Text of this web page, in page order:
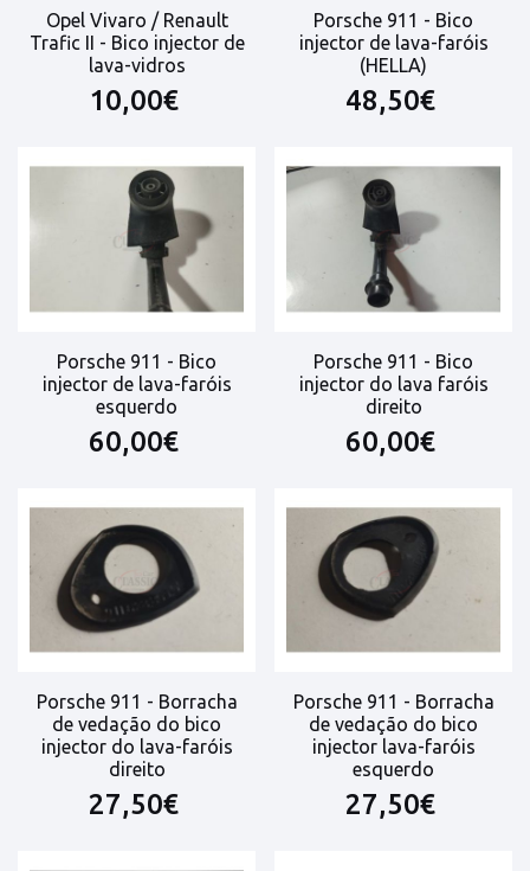
Opel Vivaro / Renault
Trafic II - Bico injector de
lava-vidros
10,00€
Porsche 911 - Bico
injector de lava-faróis
(HELLA)
48,50€
Porsche 911 - Bico
injector de lava-faróis
esquerdo
60,00€
Porsche 911 - Bico
injector do lava faróis
direito
60,00€
Porsche 911 - Borracha
de vedação do bico
injector do lava-faróis
direito
27,50€
Porsche 911 - Borracha
de vedação do bico
injector lava-faróis
esquerdo
27,50€